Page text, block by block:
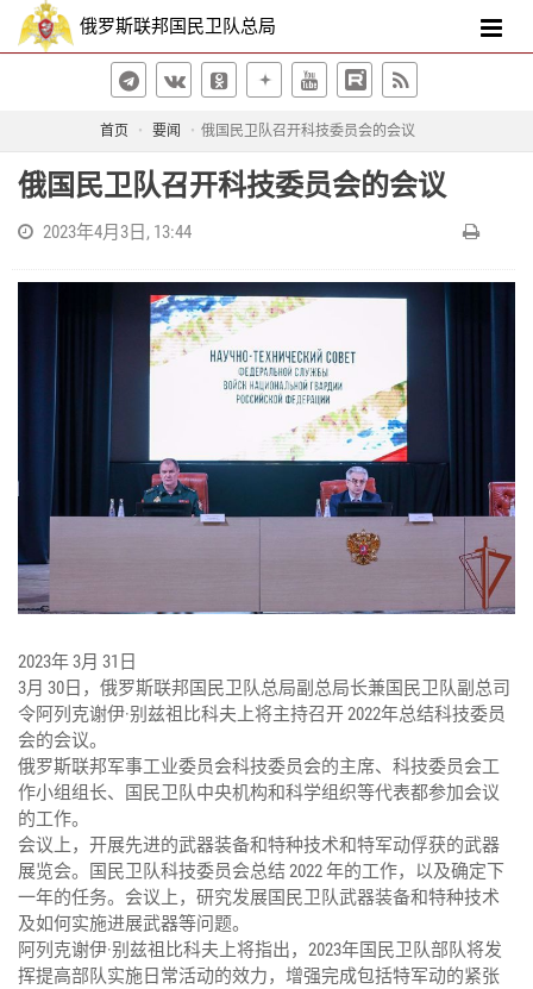
俄罗斯联邦国民卫队总局
首页 要闻 俄国民卫队召开科技委员会的会议
俄国民卫队召开科技委员会的会议
2023年4月3日, 13:44
2023年 3月 31日
3月 30日，俄罗斯联邦国民卫队总局副总局长兼国民卫队副总司
令阿列克谢伊·别兹祖比科夫上将主持召开 2022年总结科技委员
会的会议。
俄罗斯联邦军事工业委员会科技委员会的主席、科技委员会工
作小组组长、国民卫队中央机构和科学组织等代表都参加会议
的工作。
会议上，开展先进的武器装备和特种技术和特军动俘获的武器
展览会。国民卫队科技委员会总结 2022 年的工作，以及确定下
一年的任务。会议上，研究发展国民卫队武器装备和特种技术
及如何实施进展武器等问题。
阿列克谢伊·别兹祖比科夫上将指出，2023年国民卫队部队将发
挥提高部队实施日常活动的效力，增强完成包括特军动的紧张